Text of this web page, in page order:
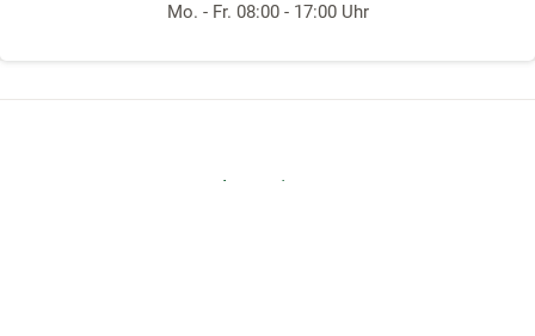
Mo. - Fr. 08:00 - 17:00 Uhr
Folgen Sie uns